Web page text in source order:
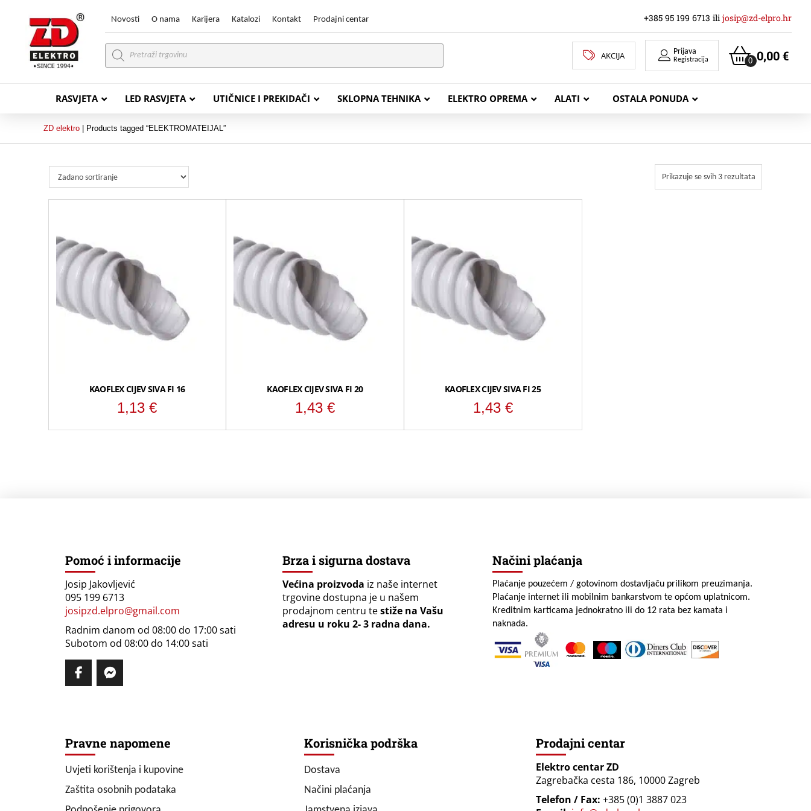
Novosti O nama Karijera Katalozi Kontakt Prodajni centar +385 95 199 6713 ili josip@zd-elpro.hr
Products
search
AKCIJA Prijava
Registracija 0,00€
0
RASVJETA LED RASVJETA UTIČNICE I PREKIDAČI SKLOPNA TEHNIKA ELEKTRO OPREMA ALATI OSTALA PONUDA
PVC VODIČI
PP/L (H03VV-F)
PP00 Podzemni Kabel
PP00-A
MREŽNI LAN KABELI
ZD elektro Products tagged “ELEKTROMATEIJAL”
Prikazuje se svih 3 rezultata
KAOFLEX CIJEV SIVA FI 16
1,13€
KAOFLEX CIJEV SIVA FI 20
1,43€
KAOFLEX CIJEV SIVA FI 25
1,43 €
Pomoć i informacije
Josip Jakovljević
095 199 6713
josipzd.elpro@gmail.com
Radnim danom od 08:00 do 17:00 sati
Subotom od 08:00 do 14:00 sati
Brza i sigurna dostava
Većina proizvoda iz naše internet
trgovine dostupna je u našem
prodajnom centru testiže na Vašu
adresu u roku 2- 3 radna dana.
Načini plaćanja
Plaćanje pouzećem / gotovinom dostavljaču prilikom preuzimanja.
Plaćanje internet ili mobilnim bankarstvom te općom uplatnicom.
Kreditnim karticama jednokratno ili do 12 rata bez kamata i
naknada.
Pravne napomene
Uvjeti korištenja i kupovine
Zaštita osobnih podataka
Korisnička podrška
Dostava
Načini plaćanja
Prodajni centar
Elektro centar ZD
Zagrebačka cesta 186, 10000 Zagreb
Telefon / Fax: +385 (0)1 3887 023